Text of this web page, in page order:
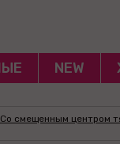
NEW
Со смещенным центром